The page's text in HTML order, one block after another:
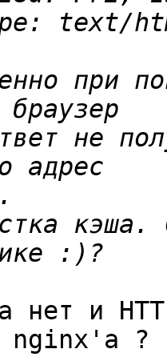
при
не
кэша.
нет и
nginx'а ?